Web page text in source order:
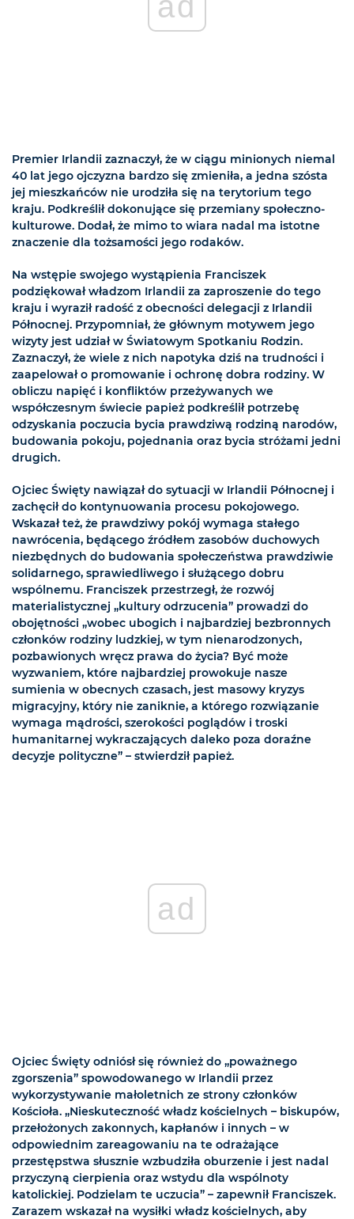
Premier Irlandii zaznaczył, że w ciągu minionych niemal
40 lat jego ojczyzna bardzo się zmieniła, a jedna szósta
jej mieszkańców nie urodziła się na terytorium tego
kraju. Podkreślił dokonujące się przemiany społeczno-
kulturowe. Dodał, że mimo to wiara nadal ma istotne
znaczenie dla tożsamości jego rodaków.
Na wstępie swojego wystąpienia Franciszek
podziękował władzom Irlandii za zaproszenie do tego
kraju i wyraził radość z obecności delegacji z Irlandii
Północnej. Przypomniał, że głównym motywem jego
wizyty jest udział w Światowym Spotkaniu Rodzin.
Zaznaczył, że wiele z nich napotyka dziś na trudności i
zaapelował o promowanie i ochronę dobra rodziny. W
obliczu napięć i konfliktów przeżywanych we
współczesnym świecie papież podkreślił potrzebę
odzyskania poczucia bycia prawdziwą rodziną narodów,
budowania pokoju, pojednania oraz bycia stróżami jedni
drugich.
Ojciec Święty nawiązał do sytuacji w Irlandii Północnej i
zachęcił do kontynuowania procesu pokojowego.
Wskazał też, że prawdziwy pokój wymaga stałego
nawrócenia, będącego źródłem zasobów duchowych
niezbędnych do budowania społeczeństwa prawdziwie
solidarnego, sprawiedliwego i służącego dobru
wspólnemu. Franciszek przestrzegł, że rozwój
materialistycznej „kultury odrzucenia” prowadzi do
obojętności „wobec ubogich i najbardziej bezbronnych
członków rodziny ludzkiej, w tym nienarodzonych,
pozbawionych wręcz prawa do życia? Być może
wyzwaniem, które najbardziej prowokuje nasze
sumienia w obecnych czasach, jest masowy kryzys
migracyjny, który nie zaniknie, a którego rozwiązanie
wymaga mądrości, szerokości poglądów i troski
humanitarnej wykraczających daleko poza doraźne
decyzje polityczne” – stwierdził papież.
ad
Ojciec Święty odniósł się również do „poważnego
zgorszenia” spowodowanego w Irlandii przez
wykorzystywanie małoletnich ze strony członków
Kościoła. „Nieskuteczność władz kościelnych – biskupów,
przełożonych zakonnych, kapłanów i innych – w
odpowiednim zareagowaniu na te odrażające
przestępstwa słusznie wzbudziła oburzenie i jest nadal
przyczyną cierpienia oraz wstydu dla wspólnoty
katolickiej. Podzielam te uczucia” – zapewnił Franciszek.
Zarazem wskazał na wysiłki władz kościelnych, aby